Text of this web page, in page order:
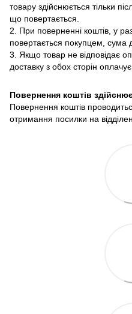
товару здійснюється тільки
що повертається.
2. При поверненні коштів, у
повертається покупцем, сума
3. Якщо товар не відповідає
доставку з обох сторін
Повернення коштів
Повернення коштів
отримання посилки на